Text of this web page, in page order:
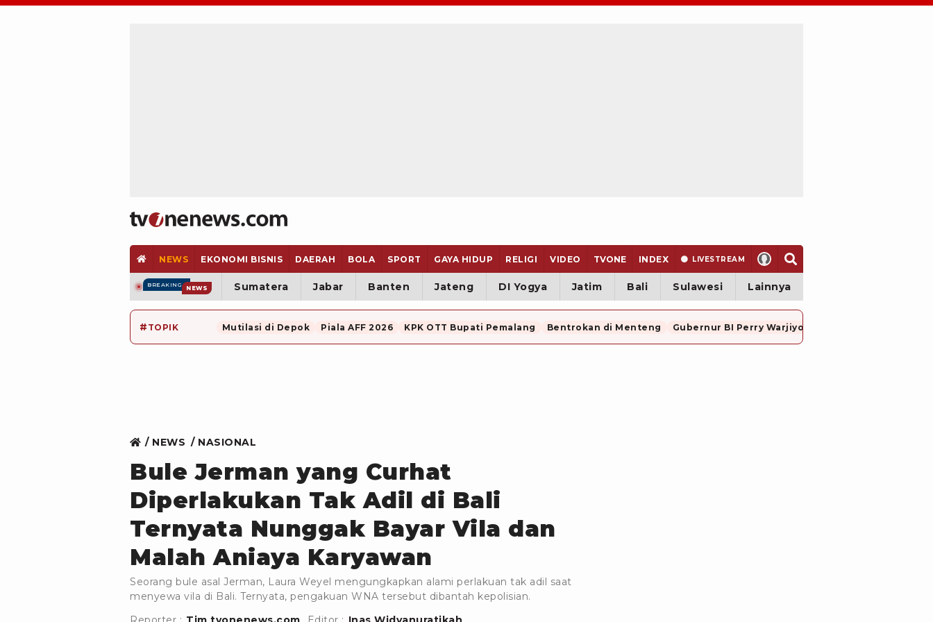
NEWS EKONOMI BISNIS DAERAH BOLA SPORT GAYA HIDUP RELIGI VIDEO TVONE INDEX LIVESTREAM
BREAKING NEWS Sumatera Jabar Banten Jateng DI Yogya Jatim Bali Sulawesi Lainnya
# TOPIK Mutilasi di Depok Piala AFF 2026 KPK OTT Bupati Pemalang Bentrokan di Menteng Gubernur BI Perry Warjiyo Mundur
NEWS NASIONAL
Bule Jerman yang Curhat
Diperlakukan Tak Adil di Bali
Ternyata Nunggak Bayar Vila dan
Malah Aniaya Karyawan
Seorang bule asal Jerman, Laura Weyel mengungkapkan alami perlakuan tak adil saat
menyewa vila di Bali. Ternyata, pengakuan WNA tersebut dibantah kepolisian.